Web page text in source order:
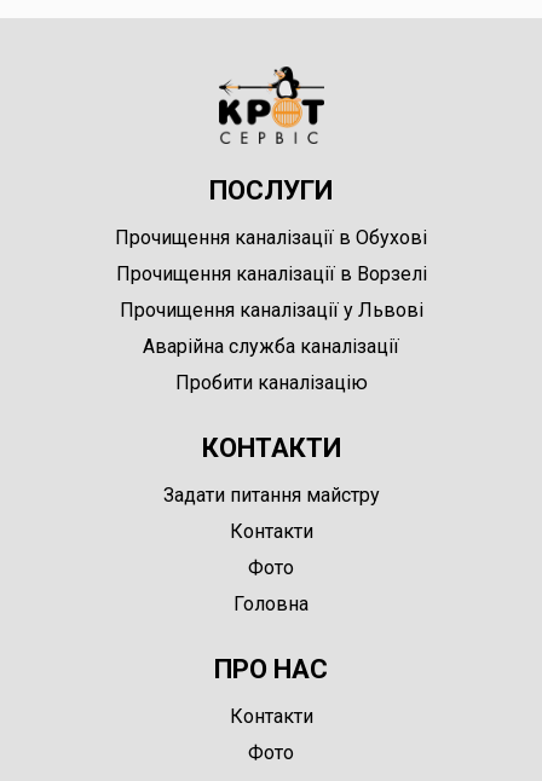
ПОСЛУГИ
Прочищення каналізації в Обухові
Прочищення каналізації в Ворзелі
Прочищення каналізації у Львові
Аварійна служба каналізації
Пробити каналізацію
КОНТАКТИ
Задати питання майстру
Контакти
Фото
Головна
ПРО НАС
Контакти
Фото